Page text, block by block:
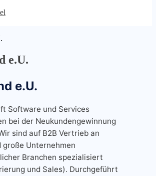
e.U.
e.U.
Software und Services
bei der Neukundengewinnung
sind auf B2B Vertrieb an
Unternehmen
Branchen spezialisiert
und Sales). Durchgeführt